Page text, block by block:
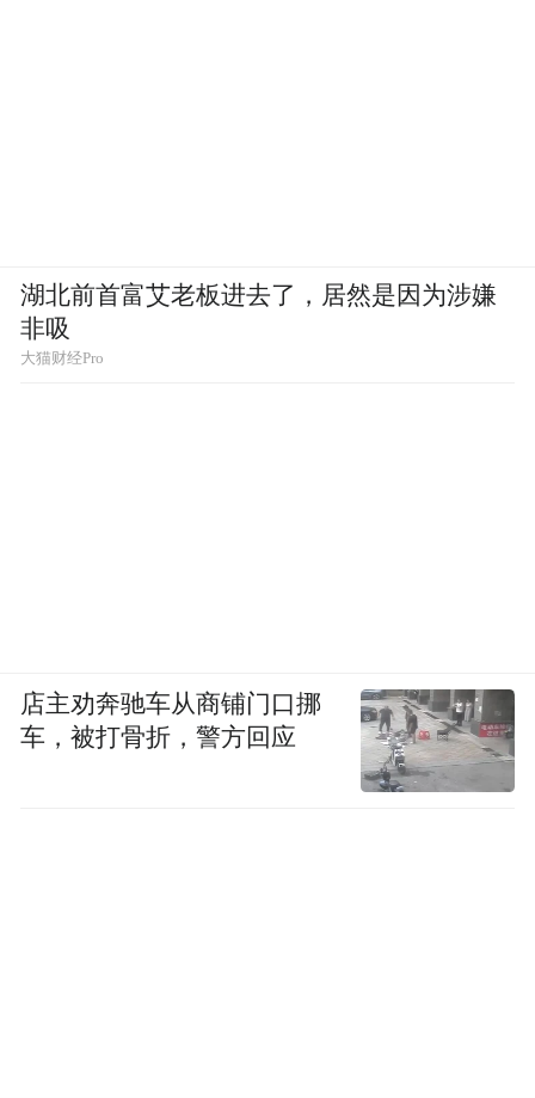
湖北前首富艾老板进去了，居然是因为涉嫌
非吸
大猫财经Pro
店主劝奔驰车从商铺门口挪
车，被打骨折，警方回应